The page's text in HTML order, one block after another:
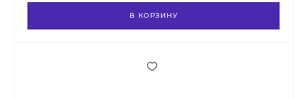
В КОРЗИНУ